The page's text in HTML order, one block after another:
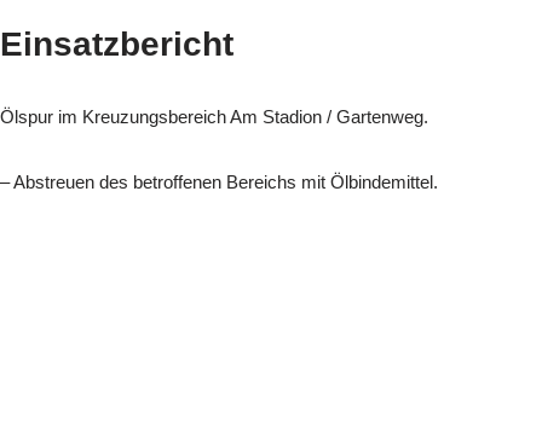
Einsatzbericht
Ölspur im Kreuzungsbereich Am Stadion / Gartenweg.
– Abstreuen des betroffenen Bereichs mit Ölbindemittel.